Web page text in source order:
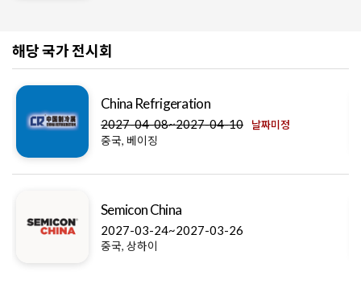
해당 국가 전시회
China Refrigeration
2027-04-08~2027-04-10 날짜미정
중국, 베이징
Semicon China
2027-03-24~2027-03-26
중국, 상하이